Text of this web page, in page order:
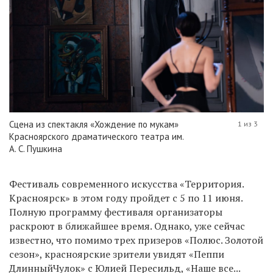
Сцена из спектакля «Хождение по мукам»
Красноярского драматического театра им.
А. С. Пушкина
1 из 3
Фестиваль современного искусства «Территория.
Красноярск» в этом году пройдет с 5 по 11 июня.
Полную программу фестиваля организаторы
раскроют в ближайшее время. Однако, уже сейчас
известно, что помимо трех призеров «Полюс. Золотой
сезон», красноярские зрители увидят «Пеппи
ДлинныйЧулок» с Юлией Пересильд, «Наше все...